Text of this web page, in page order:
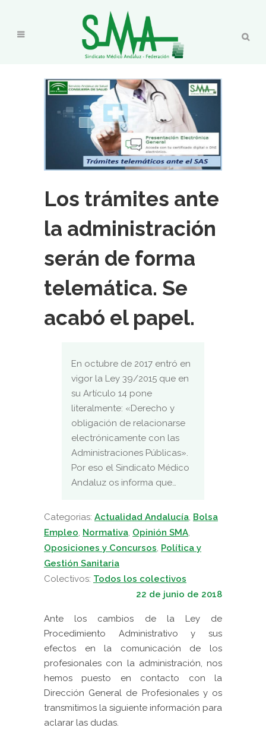
Los trámites ante
la administración
serán de forma
telemática. Se
acabó el papel.
En octubre de 2017 entró en
vigor la Ley 39/2015 que en
su Artículo 14 pone
literalmente: «Derecho y
obligación de relacionarse
electrónicamente con las
Administraciones Públicas».
Por eso el Sindicato Médico
Andaluz os informa que…
Categorias: Actualidad Andalucía, Bolsa
Empleo, Normativa, Opinión SMA,
Oposiciones y Concursos, Política y
Gestión Sanitaria
Colectivos: Todos los colectivos
22 de junio de 2018
Ante los cambios de la Ley de
Procedimiento Administrativo y sus
efectos en la comunicación de los
profesionales con la administración, nos
hemos puesto en contacto con la
Dirección General de Profesionales y os
transmitimos la siguiente información para
aclarar las dudas.